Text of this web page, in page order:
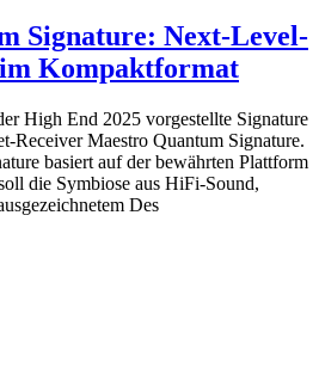
Signature: Next-Level-
Kompaktformat
High End 2025 vorgestellte Signature
Receiver Maestro Quantum Signature.
basiert auf der bewährten Plattform
die Symbiose aus HiFi-Sound,
Des